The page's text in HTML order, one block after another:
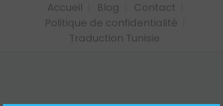
Accueil Blog
Contact
Politique de confidentialité
Traduction Tunisie